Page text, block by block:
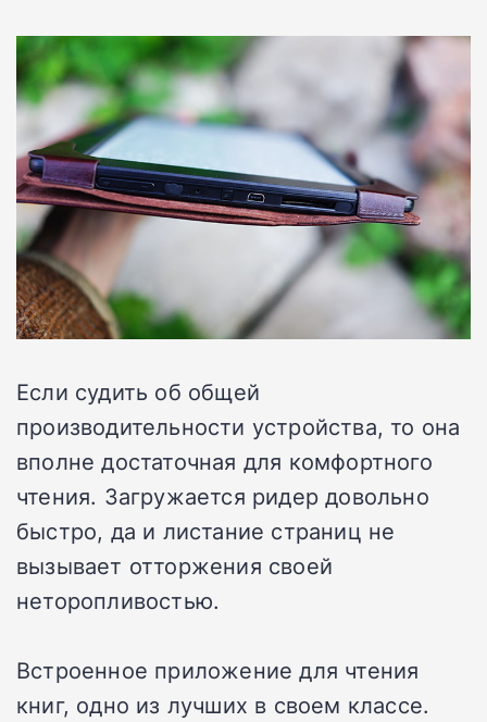
Если судить об общей
производительности устройства, то она
вполне достаточная для комфортного
чтения. Загружается ридер довольно
быстро, да и листание страниц не
вызывает отторжения своей
неторопливостью.
Встроенное приложение для чтения
книг, одно из лучших в своем классе.